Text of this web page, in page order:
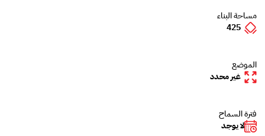
مساحة البناء
425
الموضع
غير محدد
فترة السماح
لا يوجد